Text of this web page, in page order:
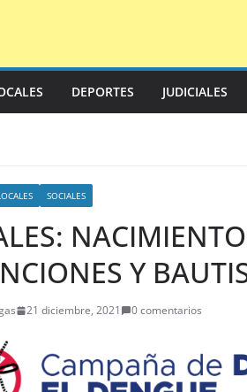
DEPORTES JUDICIALES
SOCIALES
Y
21 diciembre, 2021 0 comentarios